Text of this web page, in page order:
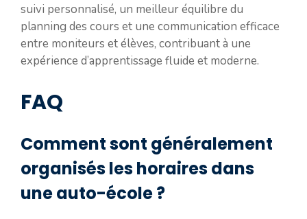
suivi personnalisé, un meilleur équilibre du
planning des cours et une communication efficace
entre moniteurs et élèves, contribuant à une
expérience d’apprentissage fluide et moderne.
FAQ
Comment sont généralement
organisés les horaires dans
une auto-école ?